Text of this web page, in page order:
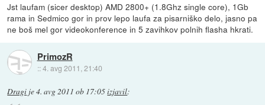
Jst laufam (sicer desktop) AMD 2800+ (1.8Ghz single core), 1Gb
rama in Sedmico gor in prov lepo laufa za pisarniško delo, jasno pa
ne boš mel gor videokonference in 5 zavihkov polnih flasha hkrati.
PrimozR
::4. avg 2011, 21:40
Dragi je4. avg 2011 ob 17:05izjavil: